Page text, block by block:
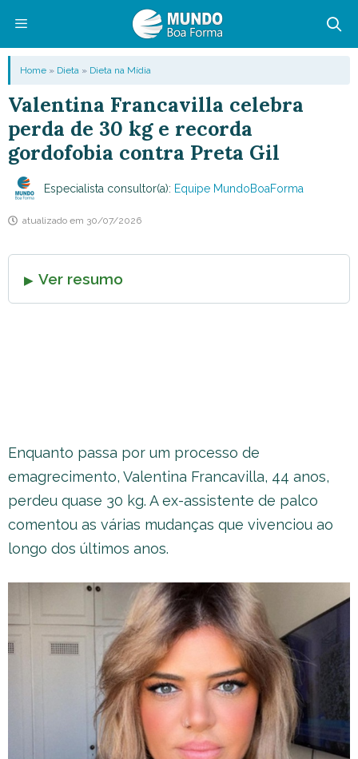
conteúdo
Menu
Home » Dieta » Dieta na Mídia
Valentina Francavilla celebra
perda de 30 kg e recorda
gordofobia contra Preta Gil
Especialista consultor(a): Equipe MundoBoaForma
atualizado em 30/07/2026
Ver resumo
Enquanto passa por um processo de
emagrecimento, Valentina Francavilla, 44 anos,
perdeu quase 30 kg. A ex-assistente de palco
comentou as várias mudanças que vivenciou ao
longo dos últimos anos.